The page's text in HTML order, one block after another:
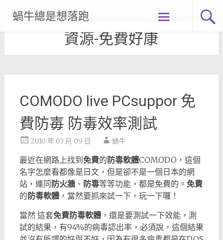
content
蝸牛總是想落跑
資源-免費好康
COMODO live PCsuppor 免
費防毐 防毒效率測試
2010 年 03 月 09 日 蝸牛
最近在網路上找到 免費的 防毒軟體COMODO，這個
名字怎麼看都像是日文，但是卻不是一個日本的網
站，連同 防火牆、 防毒等等功能，都是免費的。 免費
的 防毒軟體，當然要抓來試一下，玩一下囉！
當然 這套免費防毒軟體，還是要測試一下效能，測
試的結果，有94%的病毒認出率，必須說，這個結果